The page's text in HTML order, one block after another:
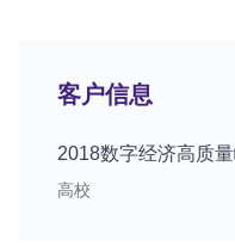
客户信息
2018数字经济高质
高校